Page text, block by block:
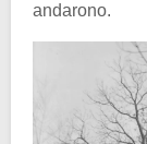
andarono.